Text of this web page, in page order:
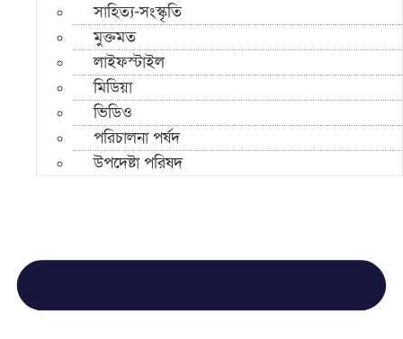
সাহিত্য-সংস্কৃতি
মুক্তমত
লাইফস্টাইল
মিডিয়া
ভিডিও
পরিচালনা পর্ষদ
উপদেষ্টা পরিষদ